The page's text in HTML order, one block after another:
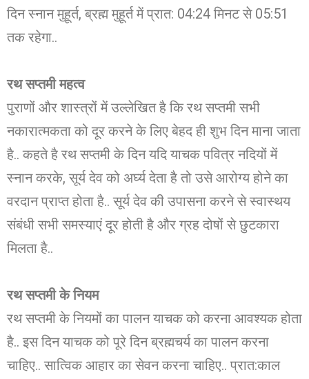
दिन स्नान मुहूर्त, ब्रह्म मुहूर्त में प्रात: 04:24 मिनट से 05:51
तक रहेगा..
रथ सप्तमी महत्व
पुराणों और शास्त्रों में उल्लेखित है कि रथ सप्तमी सभी
नकारात्मकता को दूर करने के लिए बेहद ही शुभ दिन माना जाता
है.. कहते है रथ सप्तमी के दिन यदि याचक पवित्र नदियों में
स्नान करके, सूर्य देव को अर्घ्य देता है तो उसे आरोग्य होने का
वरदान प्राप्त होता है.. सूर्य देव की उपासना करने से स्वास्थय
संबंधी सभी समस्याएं दूर होती है और ग्रह दोषों से छुटकारा
मिलता है..
रथ सप्तमी के नियम
रथ सप्तमी के नियमों का पालन याचक को करना आवश्यक होता
है.. इस दिन याचक को पूरे दिन ब्रह्मचर्य का पालन करना
चाहिए.. सात्विक आहार का सेवन करना चाहिए.. प्रात:काल